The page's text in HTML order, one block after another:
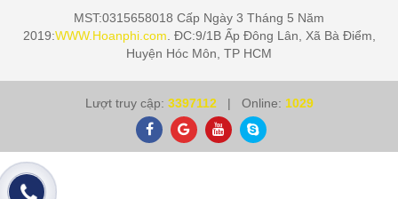
MST:0315658018 Cấp Ngày 3 Tháng 5 Năm
2019:WWW.Hoanphi.com. ĐC:9/1B Ấp Đông Lân, Xã Bà Điểm,
Huyện Hóc Môn, TP HCM
Lượt truy cập: 3397112| Online: 1029